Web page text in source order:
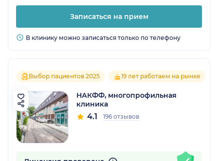
Записаться на прием
В клинику можно записаться только по телефону
Выбор пациентов 2025 19 лет работаем на рынке
НАКФФ, многопрофильная
клиника
4.1 196 отзывов